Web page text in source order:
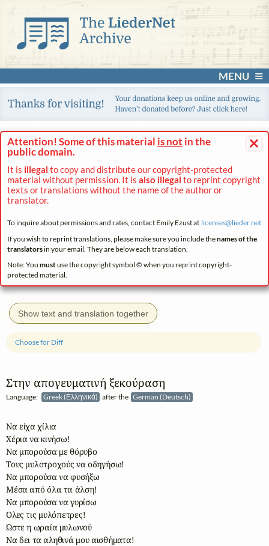
MENU
×
Attention! Some of this material is not in the
public domain.
It is illegal to copy and distribute our copyright-protected
material without permission. It is also illegal to reprint copyright
texts or translations without the name of the author or
translator.
To inquire about permissions and rates, contact Emily Ezust at licenses@lieder.net
If you wish to reprint translations, please make sure you include thenames of the
translatorsin your email. They are below each translation.
Note: You mustuse the copyright symbol © when you reprint copyright-
protected material.
Show text and translation together
Στην απογευματινή ξεκούραση
Language: Greek (Ελληνικά) after the German (Deutsch)
Choose for Diff
Να είχα χίλια
Χέρια να κινήσω!
Να μπορούσα με θόρυβο
Τους μυλοτροχούς να οδηγήσω!
Να μπορούσα να φυσήξω
Μέσα από όλα τα άλση!
Να μπορούσα να γυρίσω
Όλες τις μυλόπετρες!
Ώστε η ωραία μυλωνού
Να δει τα αληθινά μου αισθήματα!